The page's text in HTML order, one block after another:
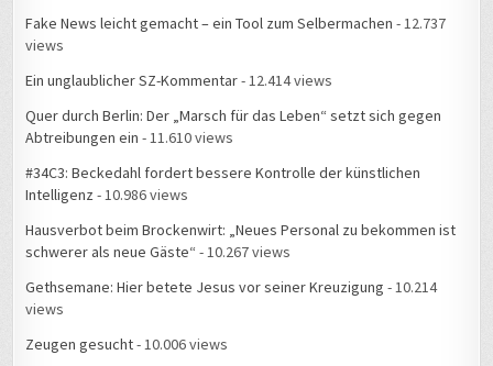
Fake News leicht gemacht – ein Tool zum Selbermachen - 12.737
views
Ein unglaublicher SZ-Kommentar- 12.414 views
Quer durch Berlin: Der „Marsch für das Leben“ setzt sich gegen
Abtreibungen ein - 11.610 views
#34C3: Beckedahl fordert bessere Kontrolle der künstlichen
Intelligenz - 10.986 views
Hausverbot beim Brockenwirt: „Neues Personal zu bekommen ist
schwerer als neue Gäste“ - 10.267 views
Gethsemane: Hier betete Jesus vor seiner Kreuzigung - 10.214
views
Zeugen gesucht- 10.006 views